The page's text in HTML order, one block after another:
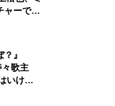
ャーで美
』
歌主
いけま